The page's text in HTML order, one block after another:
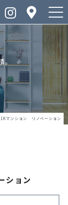
。
1Kマンション リノベーション
ション